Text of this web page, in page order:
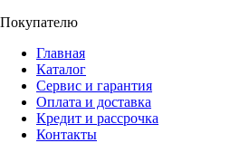
Покупателю
Главная
Каталог
Сервис и гарантия
Оплата и доставка
Кредит и рассрочка
Контакты